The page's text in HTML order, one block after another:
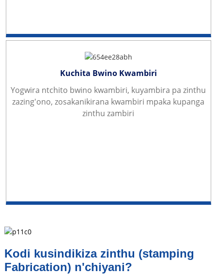
Kuchita Bwino Kwambiri
Yogwira ntchito bwino kwambiri, kuyambira pa zinthu
zazing'ono, zosakanikirana kwambiri mpaka kupanga
zinthu zambiri
Kodi kusindikiza zinthu (stamping
Fabrication) n'chiyani?